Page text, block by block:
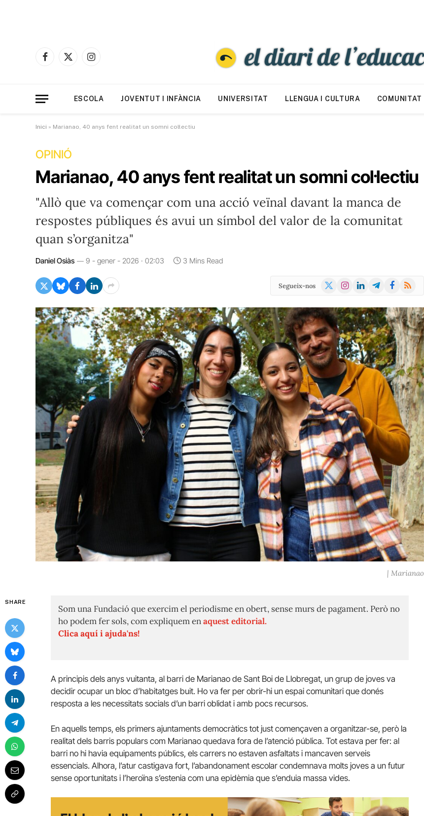
Facebook
X
Instagram
ESCOLA JOVENTUT I INFÀNCIA UNIVERSITAT LLENGUA I CULTURA COMUNITAT
Inici » Marianao, 40 anys fent realitat un somni col·lectiu
OPINIÓ
Marianao, 40 anys fent realitat un somni col·lectiu
"Allò que va començar com una acció veïnal davant la manca de
respostes públiques és avui un símbol del valor de la comunitat
quan s’organitza"
Daniel Osiàs 9 - gener - 2026 · 02:03 3 Mins Read
Segueix-nos
X
Instagram
LinkedInTelegramFacebook
RSS
| Marianao
SHARE
Som una Fundació que exercim el periodisme en obert, sense murs de pagament. Però no
ho podem fer sols, com expliquem enaquest editorial.
Clica aquí i ajuda'ns!
A principis dels anys vuitanta, al barri de Marianao de Sant Boi de Llobregat, un grup de joves va
decidir ocupar un bloc d’habitatges buit. Ho va fer per obrir-hi un espai comunitari que donés
resposta a les necessitats socials d’un barri oblidat i amb pocs recursos.
En aquells temps, els primers ajuntaments democràtics tot just començaven a organitzar-se, però la
realitat dels barris populars com Marianao quedava fora de l’atenció pública. Tot estava per fer: al
barri no hi havia equipaments públics, els carrers no estaven asfaltats i mancaven serveis
essencials. Alhora, l’atur castigava fort, l’abandonament escolar condemnava molts joves a un futur
sense oportunitats i l’heroïna s’estenia com una epidèmia que s’enduia massa vides.